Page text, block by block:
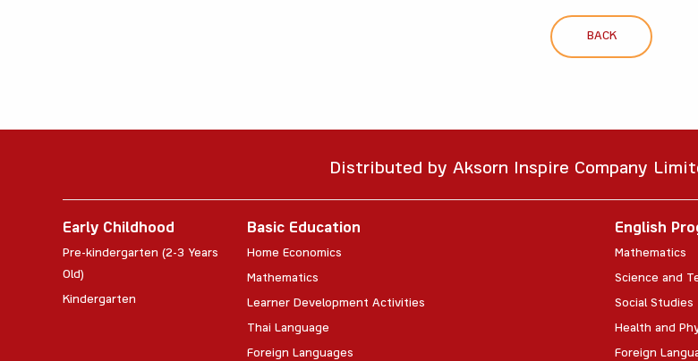
BACK
Distributed by Aksorn Inspire Company
Early Childhood
Pre-kindergarten (2-3 Years
Old)
Kindergarten
Basic Education
Home Economics
Mathematics
Learner Development Activities
Thai Language
Foreign Languages
English
Mathematics
Science and
Social Studies
Health and
Foreign